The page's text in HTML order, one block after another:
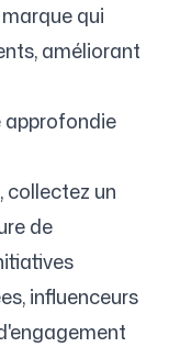
qui
améliorant
approfondie
collectez un
de
influenceurs